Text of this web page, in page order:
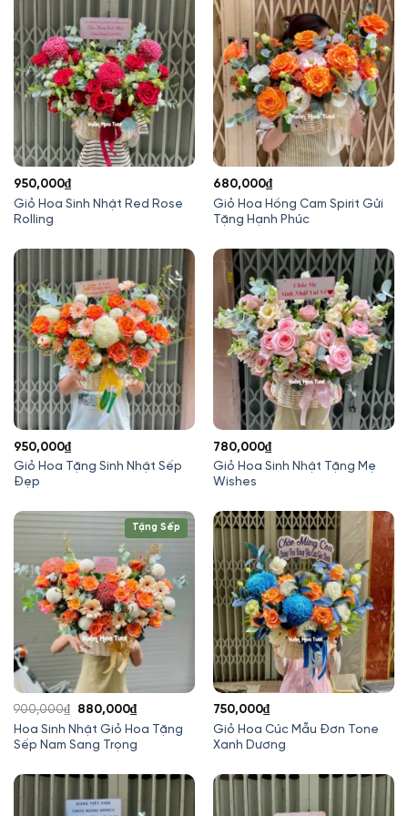
Giỏ Hoa Sinh Nhật Red Rose
Rolling
950,000₫
Giỏ Hoa Hồng Cam Spirit Gửi
Tặng Hạnh Phúc
680,000₫
Giỏ Hoa Tặng Sinh Nhật Sếp
Đẹp
950,000₫
Giỏ Hoa Sinh Nhật Tặng Mẹ
Wishes
780,000₫
Tặng Sếp
Hoa Sinh Nhật Giỏ Hoa Tặng
Sếp Nam Sang Trọng
900,000₫
Giá
gốc
là:
880,000₫Giá
hiện
tại
880,000₫.
Giỏ Hoa Cúc Mẫu Đơn Tone
Xanh Dương
750,000₫